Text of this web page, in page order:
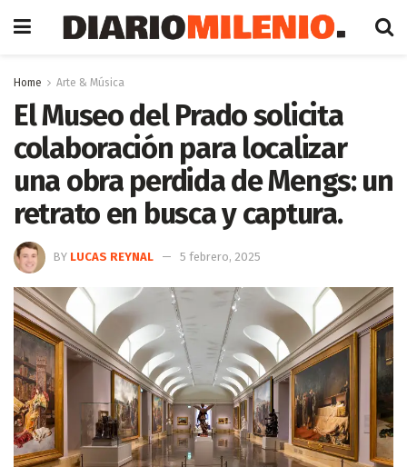
Home Arte & Música
El Museo del Prado solicita
colaboración para localizar
una obra perdida de Mengs: un
retrato en busca y captura.
BY LUCAS REYNAL 5 febrero, 2025